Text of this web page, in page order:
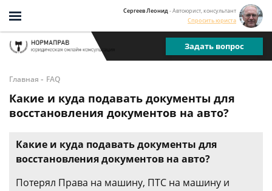
Сергеев Леонид - Автоюрист, консультант
Спросить юриста
Задать вопрос
Главная - FAQ
Какие и куда подавать документы для
восстановления документов на авто?
Какие и куда подавать документы для
восстановления документов на авто?
Потерял Права на машину, ПТС на машину и